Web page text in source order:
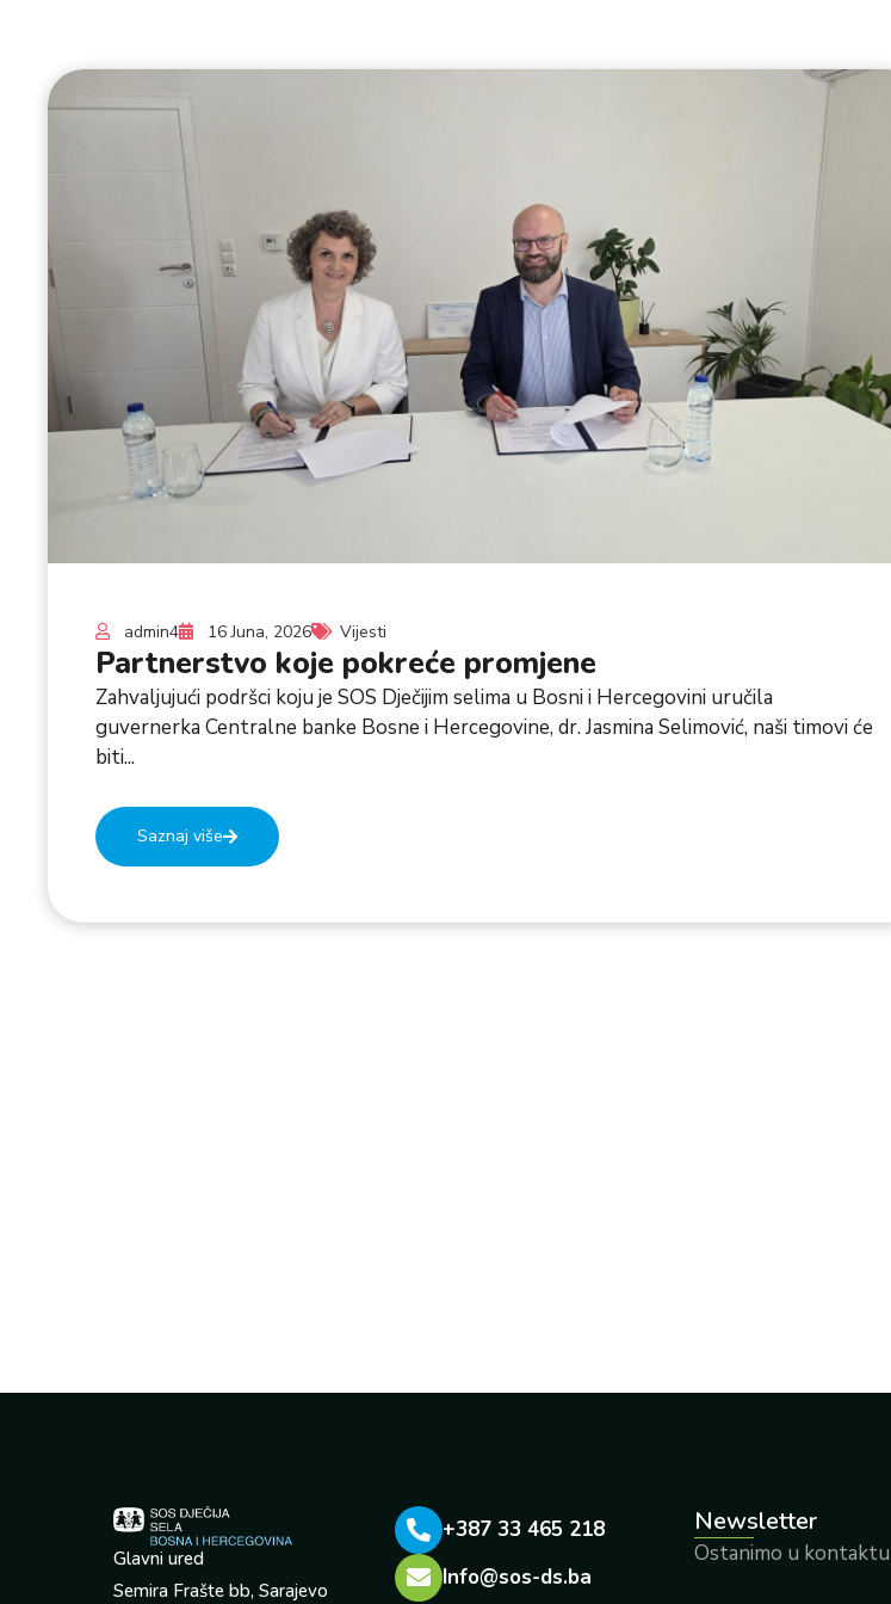
admin4 16 Juna, 2026 Vijesti
Partnerstvo koje pokreće promjene
Zahvaljujući podršci koju je SOS Dječijim selima u Bosni i Hercegovini uručila
guvernerka Centralne banke Bosne i Hercegovine, dr. Jasmina Selimović, naši timovi će
biti...
Saznaj više
Glavni ured
Semira Frašte bb, Sarajevo
+387 33 465 218
Info@sos-ds.ba
Newsletter
Ostanimo u kontaktu